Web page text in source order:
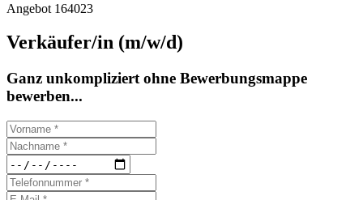
Angebot 164023
Verkäufer/in (m/w/d)
Ganz unkompliziert ohne Bewerbungsmappe
bewerben...